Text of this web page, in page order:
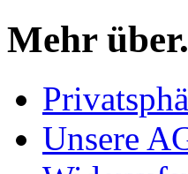
Mehr
Unsere